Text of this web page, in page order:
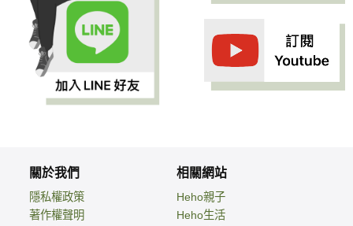
關於我們
隱私權政策
著作權聲明
相關網站
Heho親子
Heho生活